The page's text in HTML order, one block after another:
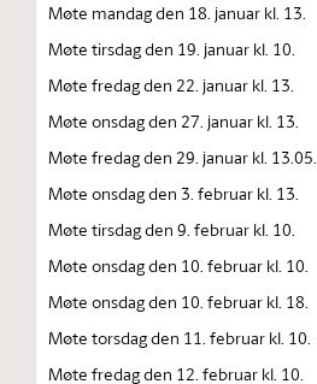
Møte mandag den 18. januar kl. 13.
Møte tirsdag den 19. januar kl. 10.
Møte fredag den 22. januar kl. 13.
Møte onsdag den 27. januar kl. 13.
Møte fredag den 29. januar kl. 13.05.
Møte onsdag den 3. februar kl. 13.
Møte tirsdag den 9. februar kl. 10.
Møte onsdag den 10. februar kl. 10.
Møte onsdag den 10. februar kl. 18.
Møte torsdag den 11. februar kl. 10.
Møte fredag den 12. februar kl. 10.